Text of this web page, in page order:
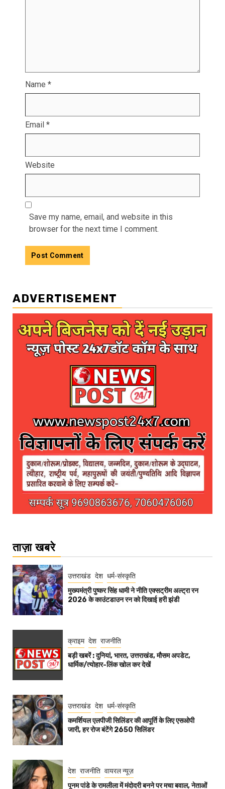
Name *
Email *
Website
Save my name, email, and website in this
browser for the next time I comment.
ADVERTISEMENT
ताज़ा खबरे
उत्तराखंड देश धर्म-संस्कृति
मुख्यमंत्री पुष्कर सिंह धामी ने नीति एक्सट्रीम अल्ट्रा रन
2026 के काउंटडाउन रन को दिखाई हरी झंडी
क्राइम देश राजनीति
बड़ी खबरें : दुनियां, भारत, उत्तराखंड, मौसम अपडेट,
धार्मिक/त्योहार-लिंक खोल कर देखें
उत्तराखंड देश धर्म-संस्कृति
कमर्शियल एलपीजी सिलिंडर की आपूर्ति के लिए एसओपी
जारी, हर रोज बंटेंगे 2650 सिलिंडर
देश राजनीति वायरल न्यूज़
पूनम पांडे के रामलीला में मंदोदरी बनने पर मचा बवाल, नेताओं